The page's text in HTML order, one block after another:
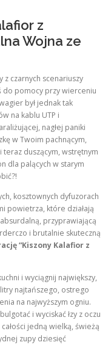
z
Wojna ze
z czarnych scenariuszy
do pomocy przy wierceniu
był jednak tak
na kablu UTP i
nagłej paniki
w Twoim pachnącym,
duszącym, wstrętnym
dla palących w starym
kosztownych dyfuzorach
powietrza, które działają
przyprawiającą
i brutalnie skuteczną
“Kiszony Kalafior z
i wyciągnij największy,
najtańszego, ostrego
na najwyższym ogniu.
i wyciskać łzy z oczu
jedną wielką, świeżą
zupy dziesięć